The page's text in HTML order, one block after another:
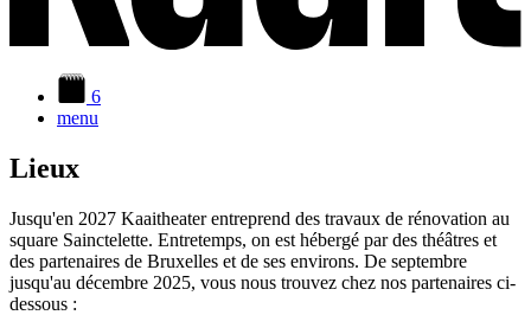
6
menu
Lieux
Jusqu'en 2027 Kaaitheater entreprend des travaux de rénovation au
square Sainctelette. Entretemps, on est hébergé par des théâtres et
des partenaires de Bruxelles et de ses environs. De septembre
jusqu'au décembre 2025, vous nous trouvez chez nos partenaires ci-
dessous :